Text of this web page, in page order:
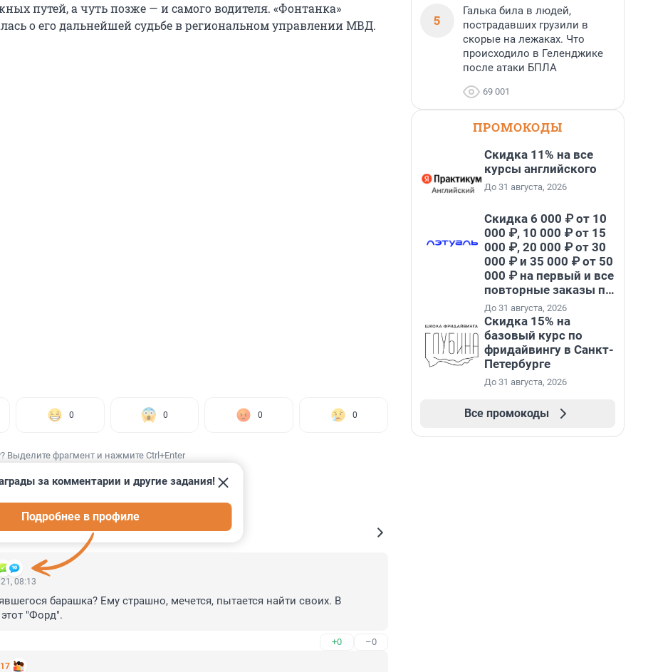
путей, а чуть позже — и самого водителя. «Фонтанка»
о его дальнейшей судьбе в региональном управлении МВД.
0 0 0 0
Выделите фрагмент и нажмите Ctrl+Enter
2
за комментарии и другие задания!
Подробнее в профиле
08:13
барашка? Ему страшно, мечется, пытается найти своих. В
"Форд".
+0 –0
5
Галька била в людей,
пострадавших грузили в
скорые на лежаках. Что
происходило в Геленджике
после атаки БПЛА
69 001
ПРОМОКОДЫ
Скидка 11% на все
курсы английского
До 31 августа, 2026
Скидка 6 000 ₽ от 10
000 ₽, 10 000 ₽ от 15
000 ₽, 20 000 ₽ от 30
000 ₽ и 35 000 ₽ от 50
000 ₽ на первый и все
повторные заказы по
промокоду НАБЕРИ
До 31 августа, 2026
Скидка 15% на
базовый курс по
фридайвингу в Санкт-
Петербурге
До 31 августа, 2026
Все промокоды